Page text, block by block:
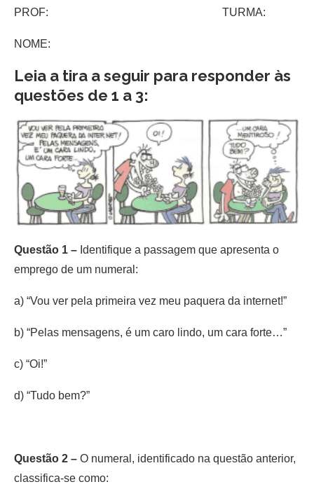
PROF: TURMA:
NOME:
Leia a tira a seguir para responder às
questões de 1 a 3:
Questão 1 – Identifique a passagem que apresenta o
emprego de um numeral:
a) “Vou ver pela primeira vez meu paquera da internet!”
b) “Pelas mensagens, é um caro lindo, um cara forte…”
c) “Oi!”
d) “Tudo bem?”
Questão 2 – O numeral, identificado na questão anterior,
classifica-se como: